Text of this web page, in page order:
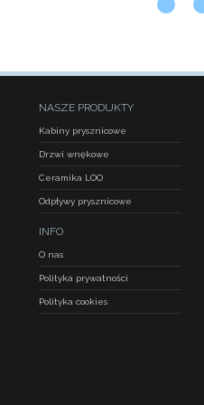
NASZE PRODUKTY
Kabiny prysznicowe
Drzwi wnękowe
Ceramika LOO
Odpływy prysznicowe
INFO
O nas
Polityka prywatności
Polityka cookies